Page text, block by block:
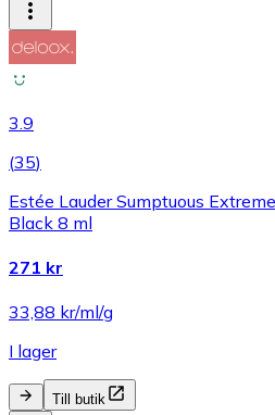
3.9
(35)
Estée Lauder Sumptuous
Black 8 ml
271 kr
33,88 kr/ml/g
I lager
Till butik